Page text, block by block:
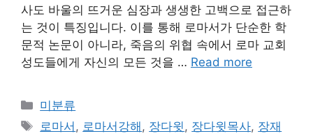
사도 바울의 뜨거운 심장과 생생한 고백으로 접근하
는 것이 특징입니다. 이를 통해 로마서가 단순한 학
문적 논문이 아니라, 죽음의 위협 속에서 로마 교회
성도들에게 자신의 모든 것을 … Read more
Categories
미분류
Tags
로마서 , 로마서강해 , 장다윗 , 장다윗목사, 장재